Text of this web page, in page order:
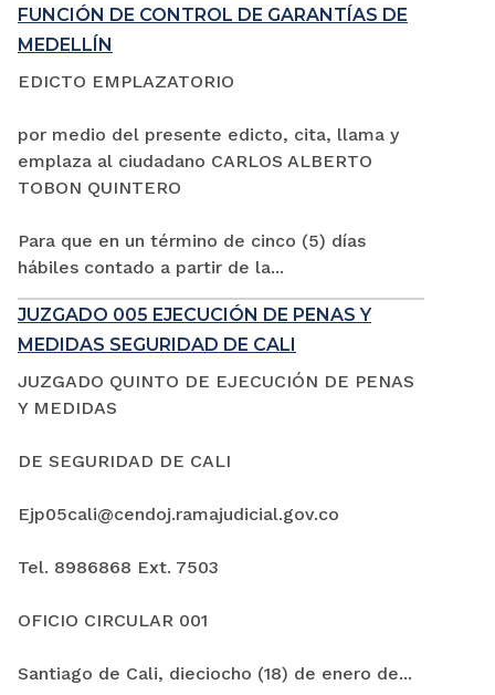
FUNCIÓN DE CONTROL DE GARANTÍAS DE
MEDELLÍN
EDICTO EMPLAZATORIO
por medio del presente edicto, cita, llama y
emplaza al ciudadano CARLOS ALBERTO
TOBON QUINTERO
Para que en un término de cinco (5) días
hábiles contado a partir de la...
JUZGADO 005 EJECUCIÓN DE PENAS Y
MEDIDAS SEGURIDAD DE CALI
JUZGADO QUINTO DE EJECUCIÓN DE PENAS
Y MEDIDAS
DE SEGURIDAD DE CALI
Ejp05cali@cendoj.ramajudicial.gov.co
Tel. 8986868 Ext. 7503
OFICIO CIRCULAR 001
Santiago de Cali, dieciocho (18) de enero de...